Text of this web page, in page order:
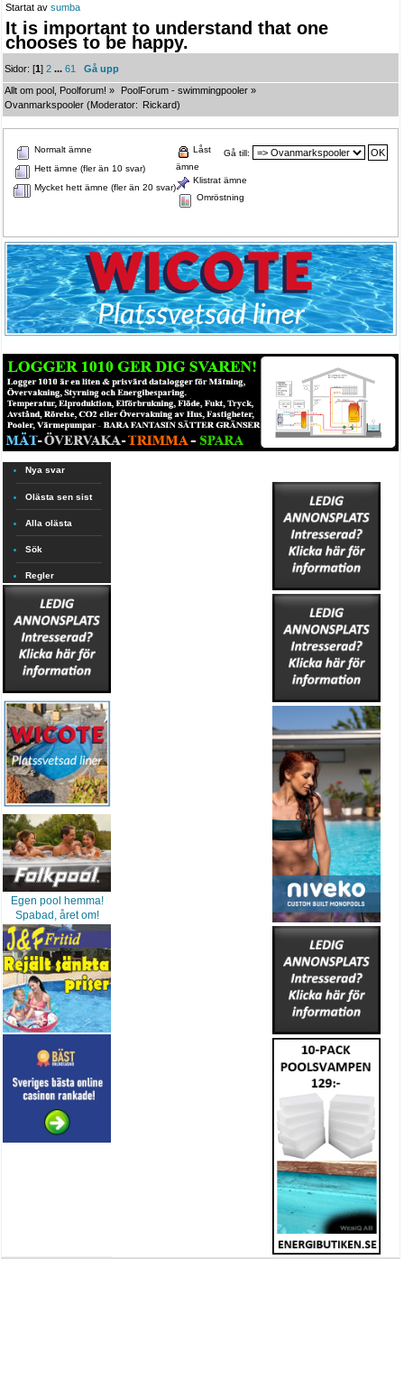
Startat av sumba
It is important to understand that one
chooses to be happy.
Sidor: [1]2 ...61
Gå upp
Allt om pool, Poolforum! » PoolForum - swimmingpooler »
Ovanmarkspooler (Moderator: Rickard)
Gå till:
Normalt ämne
Hett ämne (fler än 10 svar)
Mycket hett ämne (fler än 20 svar)
Låst
ämne
Klistrat ämne
Omröstning
Nya svar
Olästa sen sist
Alla olästa
Sök
Regler
Egen pool hemma!
Spabad, året om!